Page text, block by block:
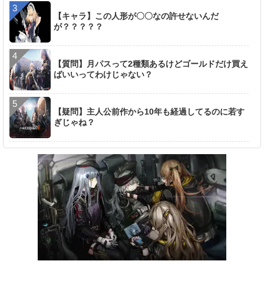
【キャラ】この人形が〇〇なの許せないんだ
が？？？？？
【質問】月パスって2種類あるけどゴールドだけ買え
ばいいってわけじゃない？
【疑問】主人公前作から10年も経過してるのに若す
ぎじゃね？